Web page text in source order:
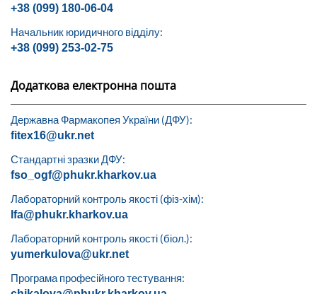
+38 (099) 180-06-04
Начальник юридичного відділу:
+38 (099) 253-02-75
Додаткова електронна пошта
Державна Фармакопея України (ДФУ):
fitex16@ukr.net
Стандартні зразки ДФУ:
fso_ogf@phukr.kharkov.ua
Лабораторний контроль якості (фіз-хім):
lfa@phukr.kharkov.ua
Лабораторний контроль якості (біол.):
yumerkulova@ukr.net
Програма професійного тестування: